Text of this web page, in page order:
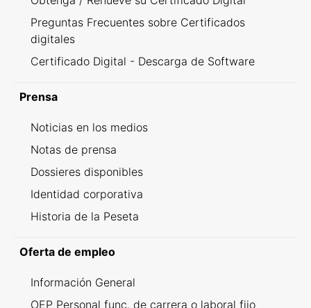
Preguntas Frecuentes sobre Certificados
digitales
Certificado Digital - Descarga de Software
Prensa
Noticias en los medios
Notas de prensa
Dossieres disponibles
Identidad corporativa
Historia de la Peseta
Oferta de empleo
Información General
OEP Personal func. de carrera o laboral fijo